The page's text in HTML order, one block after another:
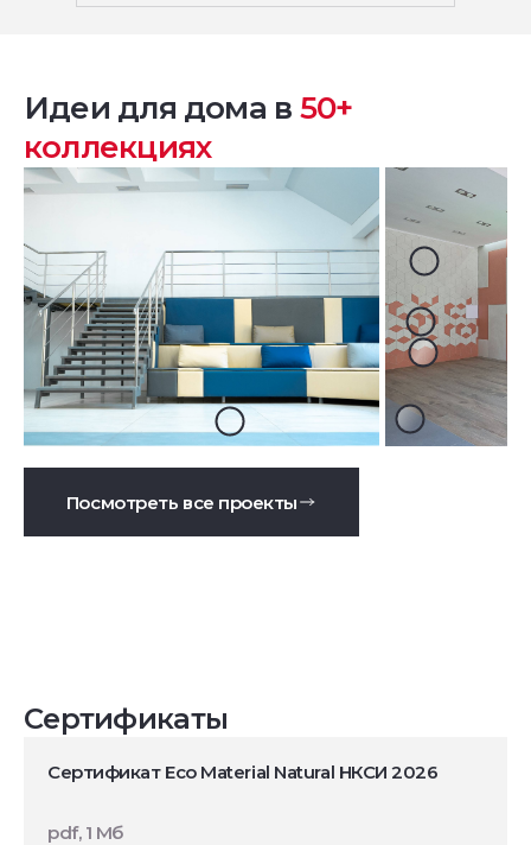
Идеи для дома в 50+
коллекциях
Посмотреть все проекты
Сертификаты
Сертификат Eco Material Natural НКСИ 2026
pdf, 1 Мб